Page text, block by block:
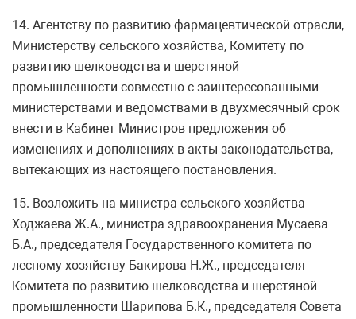
14. Агентству по развитию фармацевтической отрасли,
Министерству сельского хозяйства, Комитету по
развитию шелководства и шерстяной
промышленности совместно с заинтересованными
министерствами и ведомствами в двухмесячный срок
внести в Кабинет Министров предложения об
изменениях и дополнениях в акты законодательства,
вытекающих из настоящего постановления.
15. Возложить на министра сельского хозяйства
Ходжаева Ж.А., министра здравоохранения Мусаева
Б.А., председателя Государственного комитета по
лесному хозяйству Бакирова Н.Ж., председателя
Комитета по развитию шелководства и шерстяной
промышленности Шарипова Б.К., председателя Совета